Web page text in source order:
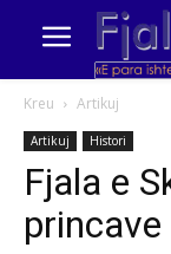
Kreu Artikuj
Artikuj Histori
Fjala e